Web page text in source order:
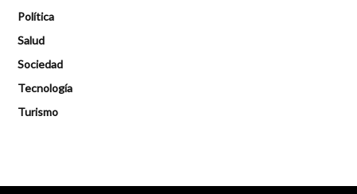
Política
Salud
Sociedad
Tecnología
Turismo